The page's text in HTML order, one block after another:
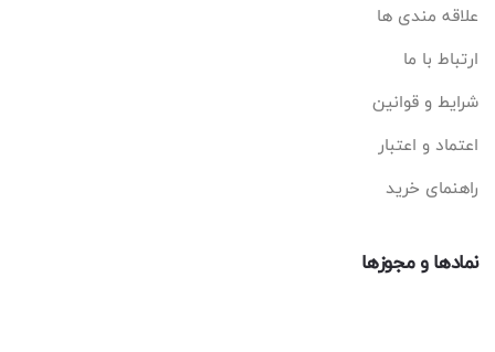
علاقه مندی ها
ارتباط با ما
شرایط و قوانین
اعتماد و اعتبار
راهنمای خرید
نمادها و مجوزها